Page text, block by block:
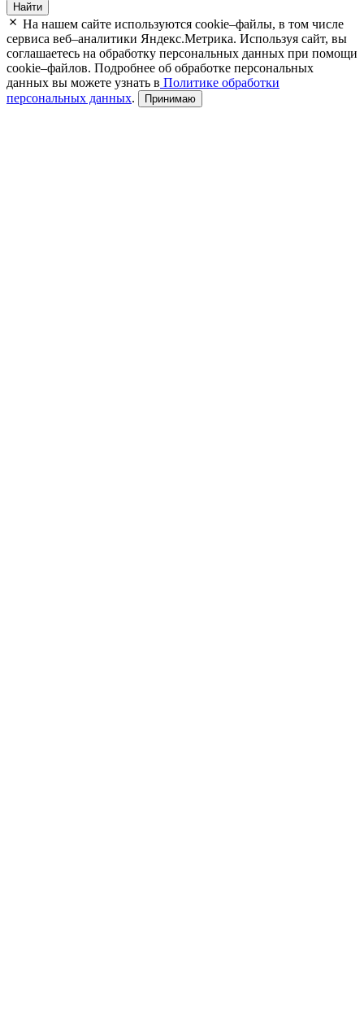
Найти
На нашем сайте используются cookie–файлы, в том числе
сервиса веб–аналитики Яндекс.Метрика. Используя сайт, вы
соглашаетесь на обработку персональных данных при помощи
cookie–файлов. Подробнее об обработке персональных
данных вы можете узнать в Политике обработки
персональных данных. Принимаю